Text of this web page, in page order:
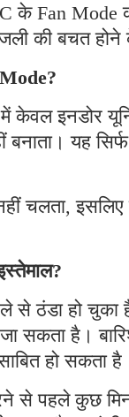
Fan Mode
की बचत
केवल इनडोर
बनाता। यह
चलता, इसलिए
से ठंडा हो चुका
सकता है।
हो सकता
से पहले कुछ